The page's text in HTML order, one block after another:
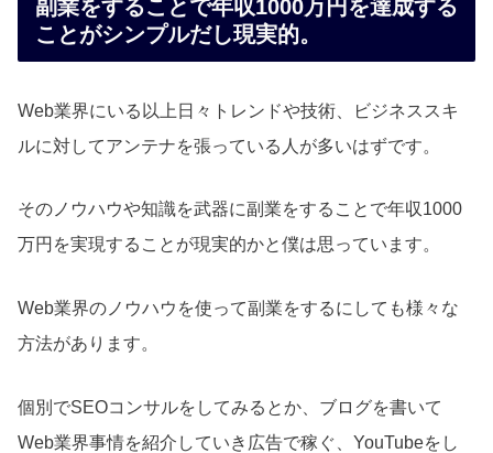
副業をすることで年収1000万円を達成する
ことがシンプルだし現実的。
Web業界にいる以上日々トレンドや技術、ビジネススキ
ルに対してアンテナを張っている人が多いはずです。
そのノウハウや知識を武器に副業をすることで年収1000
万円を実現することが現実的かと僕は思っています。
Web業界のノウハウを使って副業をするにしても様々な
方法があります。
個別でSEOコンサルをしてみるとか、ブログを書いて
Web業界事情を紹介していき広告で稼ぐ、YouTubeをし